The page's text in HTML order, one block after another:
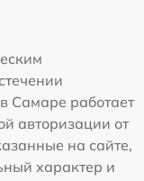
Самаре работает
авторизации от
на сайте,
характер и